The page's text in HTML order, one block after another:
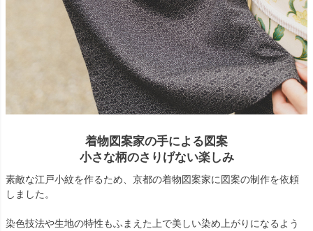
着物図案家の手による図案
小さな柄のさりげない楽しみ
素敵な江戸小紋を作るため、京都の着物図案家に図案の制作を依頼
しました。
染色技法や生地の特性もふまえた上で美しい染め上がりになるよう